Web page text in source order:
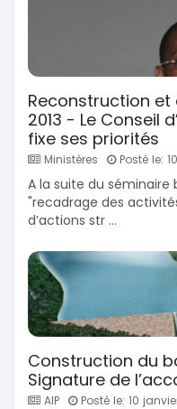
Reconstruction
2013 - Le Conseil
fixe ses priorités
Ministères Posté le:
A la suite du
"recadrage des
d’actions str ...
Construction du
Signature de
AIP Posté le: 10